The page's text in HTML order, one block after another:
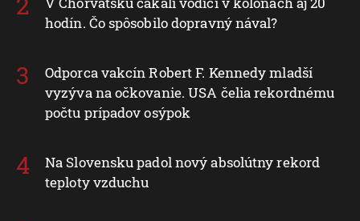
hodín. Čo spôsobilo dopravný nával?
Odporca vakcín Robert F. Kennedy mladší
vyzýva na očkovanie. USA čelia rekordnému
počtu prípadov osýpok
Na Slovensku padol nový absolútny rekord
teploty vzduchu